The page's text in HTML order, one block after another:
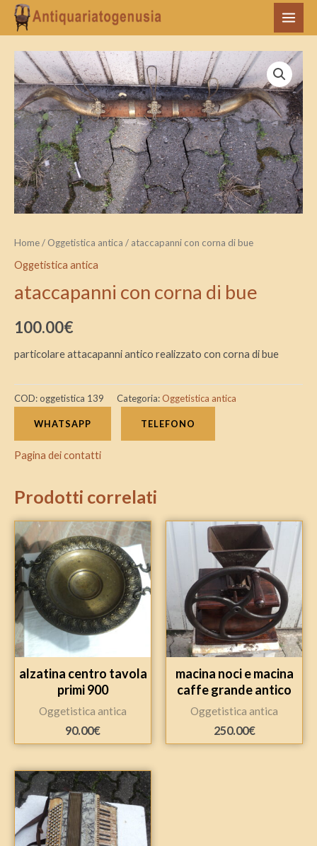
Home/ Oggetistica antica / ataccapanni con corna di bue
Oggetistica antica
ataccapanni con corna di bue
100.00€
particolare attacapanni antico realizzato con corna di bue
ataccapanni
con
corna
di
bue
quantità
COD:oggetistica 139 Categoria: Oggetistica antica
WHATSAPP TELEFONO
Pagina dei contatti
Prodotti correlati
alzatina centro tavola
primi 900
Oggetistica antica
90.00€
macina noci e macina
caffe grande antico
Oggetistica antica
250.00€